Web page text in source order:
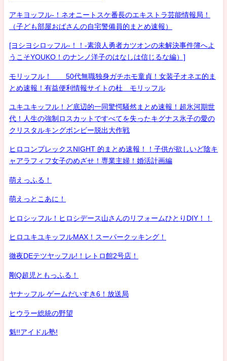
アキヨッフル-！ネオニートスケ番長のエキストラ芸能情報局！
（子ども部屋おばさんの自宅警備員的まとめ速報）
[ヨシヨシロッフル-！！-素浪人勇者カツオンの未解決事件簿へよ
うこそYOUKO！のナンノ洋子のはなしは信じるな編）]
モリッフル！ 50代無職独身ガチホモ童貞！女装子オネエ的ま
とめ速報！有益便利情報サイトの杜 モリッフル
ユキユキッフル！ど底辺的一同驚愕騒然まとめ速報！超氷河期世
代！人生の強制ロスカットですべてを失ったキグナス氷子の愛の
クリスタルキングボンビー脱出大作戦
ヒロコンプレックスNIGHT 的まとめ速報！！子供が欲しいど陰キ
ャアラフィフ女子のめざせ！専業主婦！婚活計画編
萌えっふる！
萌えっとこあに！
ヒロシッフル！ヒロシデース山さんのリフォームひとりDIY！！
ヒロユキユキッフルMAX！スーパークッキング！
徹夜DEテツヤッフル!！レトロ館2号店！
剛Q超児ともっふる！
ヤナッフル ゲームだいすき6！放送局
ヒウラー総統の野望
魁!!アイドル塾!